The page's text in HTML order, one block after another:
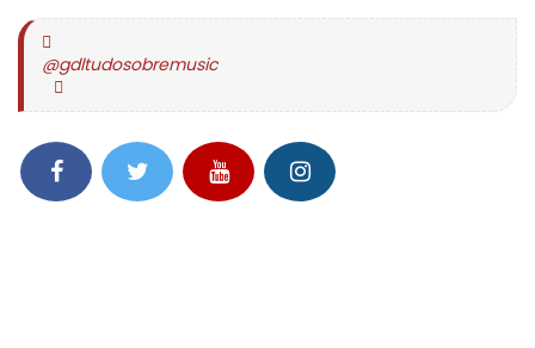
@gdltudosobremusic